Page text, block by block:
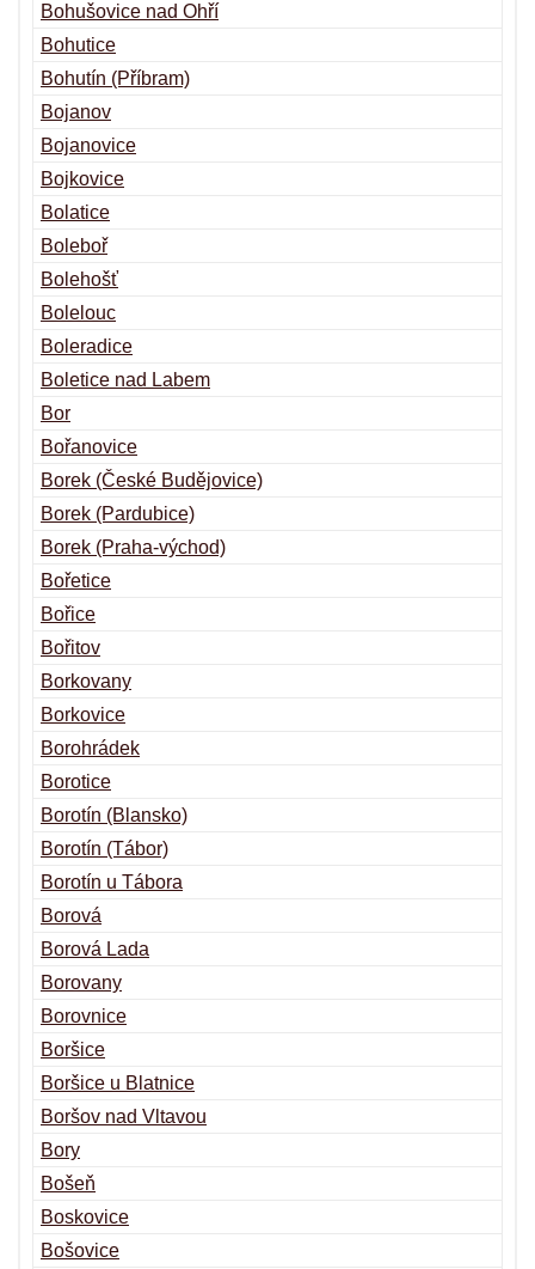
Bohušovice nad Ohří
Bohutice
Bohutín (Příbram)
Bojanov
Bojanovice
Bojkovice
Bolatice
Boleboř
Bolehošť
Bolelouc
Boleradice
Boletice nad Labem
Bor
Bořanovice
Borek (České Budějovice)
Borek (Pardubice)
Borek (Praha-východ)
Bořetice
Bořice
Bořitov
Borkovany
Borkovice
Borohrádek
Borotice
Borotín (Blansko)
Borotín (Tábor)
Borotín u Tábora
Borová
Borová Lada
Borovany
Borovnice
Boršice
Boršice u Blatnice
Boršov nad Vltavou
Bory
Bošeň
Boskovice
Bošovice